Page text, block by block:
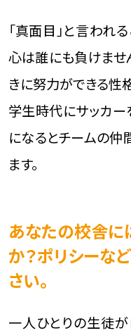
「真面目」と言われ
心は誰にも負けませ
きに努力ができる性
学生時代にサッカー
になるとチームの仲
ます。
あなたの校舎に
か？ポリシーな
さい。
一人ひとりの生徒が